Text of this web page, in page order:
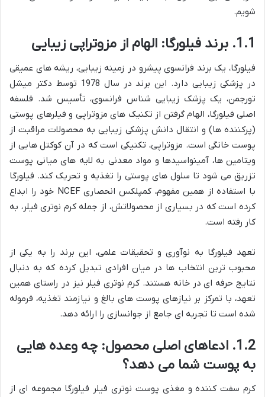
شویم.
1.1. برند فیلورگا: الهام از مزوتراپی زیبایی
فیلورگا، یک برند فرانسوی پیشرو در زمینه زیبایی، ریشه های عمیقی
در پزشکی زیبایی دارد. این برند در سال 1978 توسط دکتر میشل
تورجمن، یک پزشک زیبایی شناس فرانسوی، تأسیس شد. فلسفه
اصلی فیلورگا، الهام گرفتن از تکنیک های مزوتراپی و فیلرهای پوستی
(پرکننده ها) و انتقال دانش پزشکی زیبایی به محصولات مراقبت از
پوست خانگی است. مزوتراپی، تکنیکی است که در آن کوکتل هایی از
ویتامین ها، آمینواسیدها و مواد معدنی به لایه های میانی پوست
تزریق می شود تا سلول های پوستی را تغذیه و تحریک کند. فیلورگا
با استفاده از همین مفهوم، کمپلکس انحصاری NCEF خود را ابداع
کرده است که در بسیاری از محصولاتش، از جمله کرم نوتری فیلر، به
کار رفته است.
تعهد فیلورگا به نوآوری و تحقیقات علمی، این برند را به یکی از
محبوب ترین انتخاب ها در میان افرادی تبدیل کرده که به دنبال
نتایج حرفه ای در خانه هستند. کرم نوتری فیلر نیز در راستای همین
تعهد، با تمرکز بر نیازهای پوست های بالغ و نیازمند تغذیه، فرموله
شده است تا تجربه ای جامع از جوانسازی را ارائه دهد.
1.2. ادعاهای اصلی محصول: چه وعده هایی
به پوست شما می دهد؟
کرم سفت کننده و مغذی پوست نوتری فیلر فیلورگا مجموعه ای از